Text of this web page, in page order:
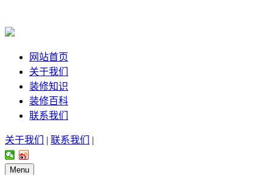
网站首页
关于我们
装修知识
装修百科
联系我们
关于我们 | 联系我们 |
Menu